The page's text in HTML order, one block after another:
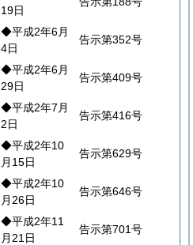
19日
◆平成2年6月
4日
告示第352号
◆平成2年6月
29日
告示第409号
◆平成2年7月
2日
告示第416号
◆平成2年10
月15日
告示第629号
◆平成2年10
月26日
告示第646号
◆平成2年11
月21日
告示第701号